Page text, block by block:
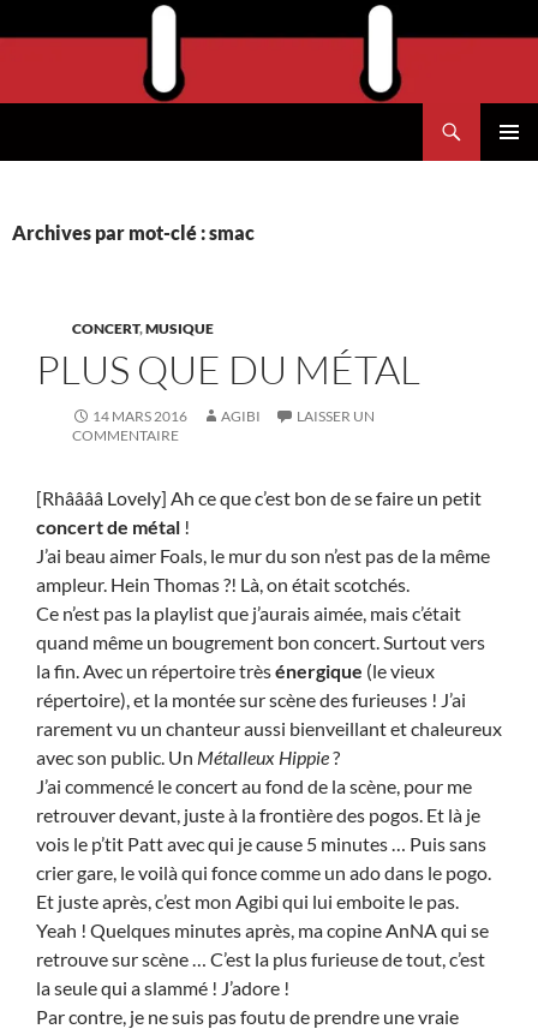
au
Archives par mot-clé : smac
CONCERT,MUSIQUE
PLUS QUE DU MÉTAL
14 MARS 2016 AGIBI
LAISSER UN
COMMENTAIRE
[Rhââââ Lovely] Ah ce que c’est bon de se faire un petit
concert de métal !
J’ai beau aimer Foals, le mur du son n’est pas de la même
ampleur. Hein Thomas ?! Là, on était scotchés.
Ce n’est pas la playlist que j’aurais aimée, mais c’était
quand même un bougrement bon concert. Surtout vers
la fin. Avec un répertoire trèsénergique (le vieux
répertoire), et la montée sur scène des furieuses ! J’ai
rarement vu un chanteur aussi bienveillant et chaleureux
avec son public. Un Métalleux Hippie?
J’ai commencé le concert au fond de la scène, pour me
retrouver devant, juste à la frontière des pogos. Et là je
vois le p’tit Patt avec qui je cause 5 minutes … Puis sans
crier gare, le voilà qui fonce comme un ado dans le pogo.
Et juste après, c’est mon Agibi qui lui emboite le pas.
Yeah ! Quelques minutes après, ma copine AnNA qui se
retrouve sur scène … C’est la plus furieuse de tout, c’est
la seule qui a slammé ! J’adore !
Par contre, je ne suis pas foutu de prendre une vraie